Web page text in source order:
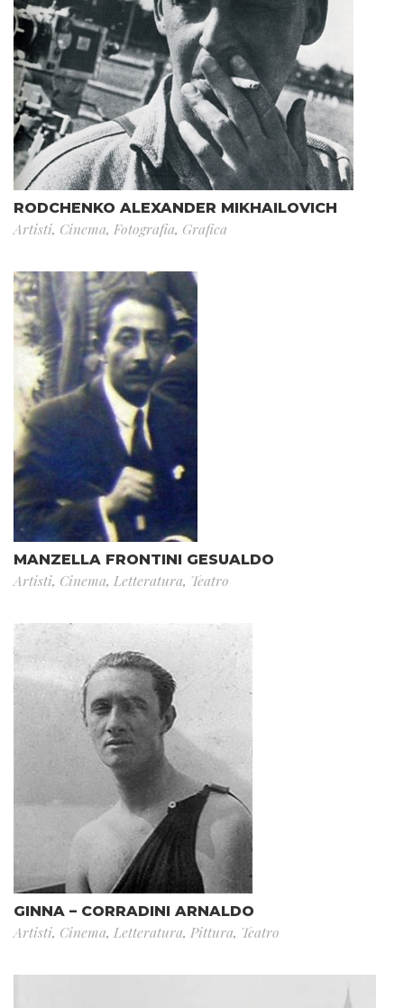
RODCHENKO ALEXANDER MIKHAILOVICH
Artisti, Cinema, Fotografia, Grafica
MANZELLA FRONTINI GESUALDO
Artisti, Cinema, Letteratura, Teatro
GINNA – CORRADINI ARNALDO
Artisti, Cinema, Letteratura, Pittura, Teatro